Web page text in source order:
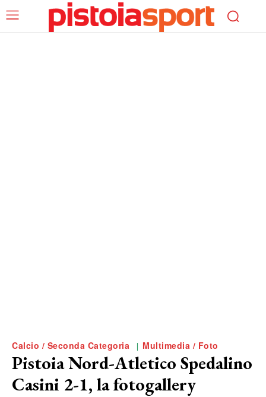
Calcio / Seconda Categoria Multimedia / Foto
Pistoia Nord-Atletico Spedalino
Casini 2-1, la fotogallery